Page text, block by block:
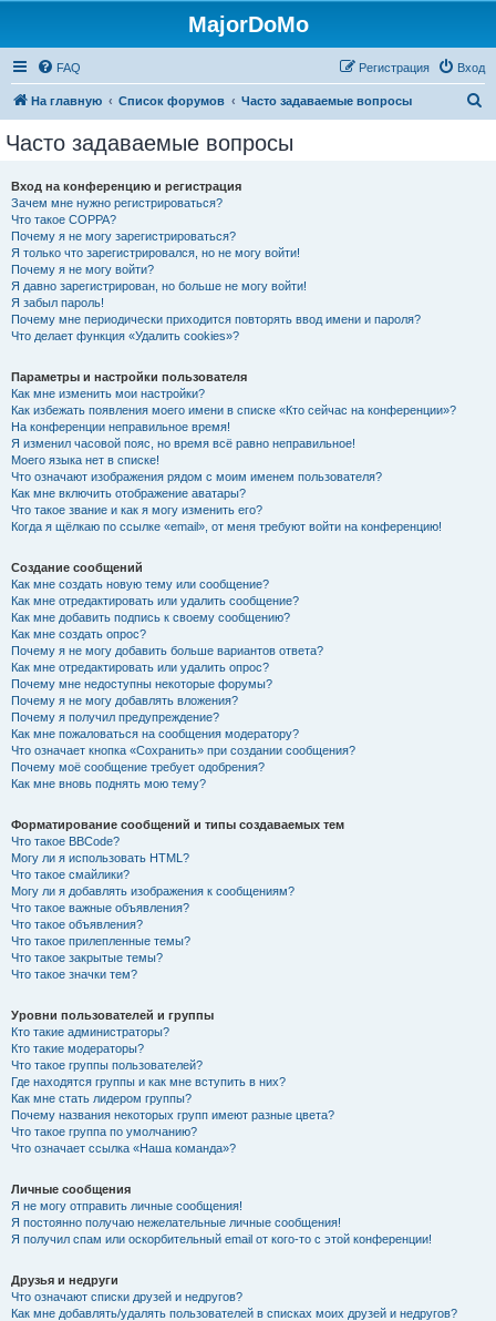
MajorDoMo
FAQ Вход
Регистрация
На главную Список форумов Часто задаваемые вопросы
Часто задаваемые вопросы
Вход на конференцию и регистрация
Зачем мне нужно регистрироваться?
Что такое COPPA?
Почему я не могу зарегистрироваться?
Я только что зарегистрировался, но не могу войти!
Почему я не могу войти?
Я давно зарегистрирован, но больше не могу войти!
Я забыл пароль!
Почему мне периодически приходится повторять ввод имени и пароля?
Что делает функция «Удалить cookies»?
Параметры и настройки пользователя
Как мне изменить мои настройки?
Как избежать появления моего имени в списке «Кто сейчас на конференции»?
На конференции неправильное время!
Я изменил часовой пояс, но время всё равно неправильное!
Моего языка нет в списке!
Что означают изображения рядом с моим именем пользователя?
Как мне включить отображение аватары?
Что такое звание и как я могу изменить его?
Когда я щёлкаю по ссылке «email», от меня требуют войти на конференцию!
Создание сообщений
Как мне создать новую тему или сообщение?
Как мне отредактировать или удалить сообщение?
Как мне добавить подпись к своему сообщению?
Как мне создать опрос?
Почему я не могу добавить больше вариантов ответа?
Как мне отредактировать или удалить опрос?
Почему мне недоступны некоторые форумы?
Почему я не могу добавлять вложения?
Почему я получил предупреждение?
Как мне пожаловаться на сообщения модератору?
Что означает кнопка «Сохранить» при создании сообщения?
Почему моё сообщение требует одобрения?
Как мне вновь поднять мою тему?
Форматирование сообщений и типы создаваемых тем
Что такое BBCode?
Могу ли я использовать HTML?
Что такое смайлики?
Могу ли я добавлять изображения к сообщениям?
Что такое важные объявления?
Что такое объявления?
Что такое прилепленные темы?
Что такое закрытые темы?
Что такое значки тем?
Уровни пользователей и группы
Кто такие администраторы?
Кто такие модераторы?
Что такое группы пользователей?
Где находятся группы и как мне вступить в них?
Как мне стать лидером группы?
Почему названия некоторых групп имеют разные цвета?
Что такое группа по умолчанию?
Что означает ссылка «Наша команда»?
Личные сообщения
Я не могу отправить личные сообщения!
Я постоянно получаю нежелательные личные сообщения!
Я получил спам или оскорбительный email от кого-то с этой конференции!
Друзья и недруги
Что означают списки друзей и недругов?
Как мне добавлять/удалять пользователей в списках моих друзей и недругов?